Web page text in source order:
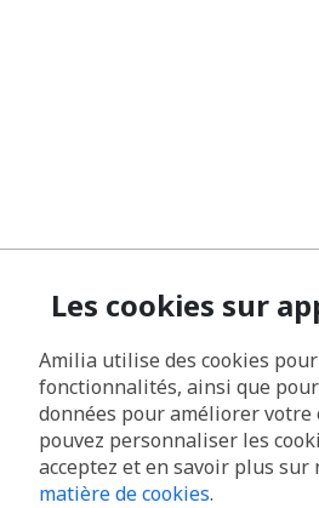
Les cookies sur
Amilia utilise des cookies
fonctionnalités, ainsi que
données pour améliorer votre
pouvez personnaliser les
acceptez et en savoir plus sur
matière de cookies.